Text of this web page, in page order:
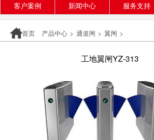
客户案例
新闻中心 服务支持
首页 产品中心 > 通道闸 > 翼闸 >
工地翼闸YZ-313